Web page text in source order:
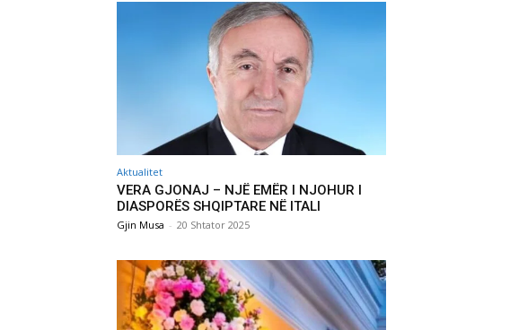
Aktualitet
VERA GJONAJ – NJË EMËR I NJOHUR I
DIASPORËS SHQIPTARE NË ITALI
Gjin Musa - 20 Shtator 2025